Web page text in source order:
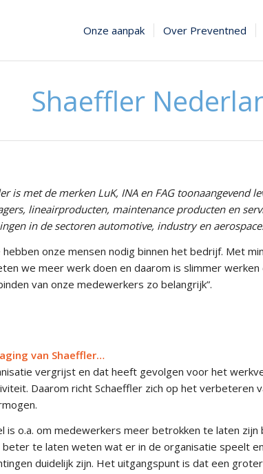
Onze aanpak Over Preventned
Shaeffler
is met de merken LuK, INA en FAG toonaangevend
lineairproducten, maintenance producten en
in de sectoren automotive, industry en aerospace.
hebben onze mensen nodig binnen het bedrijf. Met
we meer werk doen en daarom is slimmer werken
van onze medewerkers zo belangrijk”.
van Shaeffler…
vergrijst en dat heeft gevolgen voor het
Daarom richt Schaeffler zich op het verbeteren
is o.a. om medewerkers meer betrokken te laten zijn
te laten weten wat er in de organisatie speelt
duidelijk zijn. Het uitgangspunt is dat een